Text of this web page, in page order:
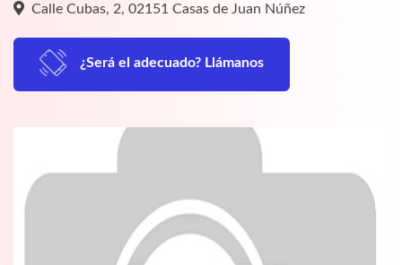
Calle Cubas, 2, 02151 Casas de Juan Núñez
¿Será el adecuado? Llámanos